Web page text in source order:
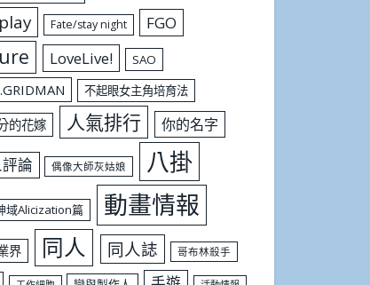
Fate/stay night FGO
LoveLive! SAO
不起眼女主角培育法
的花嫁 人氣排行 你的名字
論 偶像大師灰姑娘 八掛
域Alicization篇 動畫情報
界 同人 同人誌 哥布林殺手